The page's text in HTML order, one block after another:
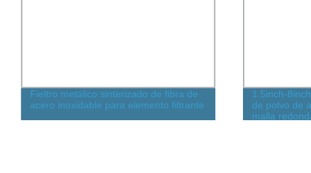
Fieltro metálico sinterizado de fibra de
acero inoxidable para elemento filtrante
1.5inch-
de polvo de
malla